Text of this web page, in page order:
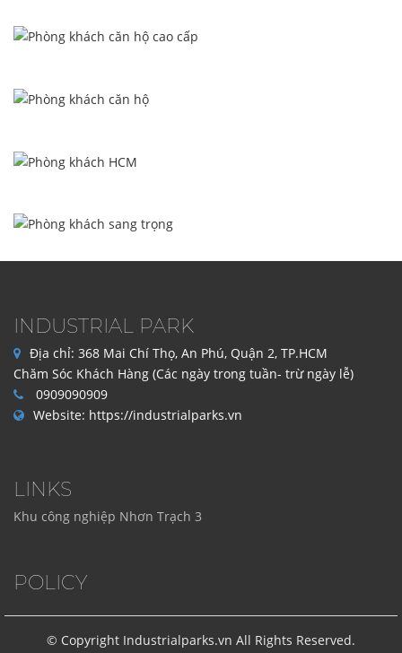
INDUSTRIAL PARK
Địa chỉ: 368 Mai Chí Thọ, An Phú, Quận 2, TP.HCM
Chăm Sóc Khách Hàng (Các ngày trong tuần- trừ ngày lễ)
0909090909
Website: https://industrialparks.vn
LINKS
Khu công nghiệp Nhơn Trạch 3
POLICY
© Copyright Industrialparks.vn All Rights Reserved.